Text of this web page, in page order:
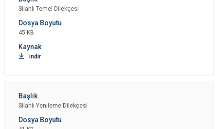
Silahlı Temel Dilekçesi
45 KB
indir
Silahlı Yenileme Dilekçesi